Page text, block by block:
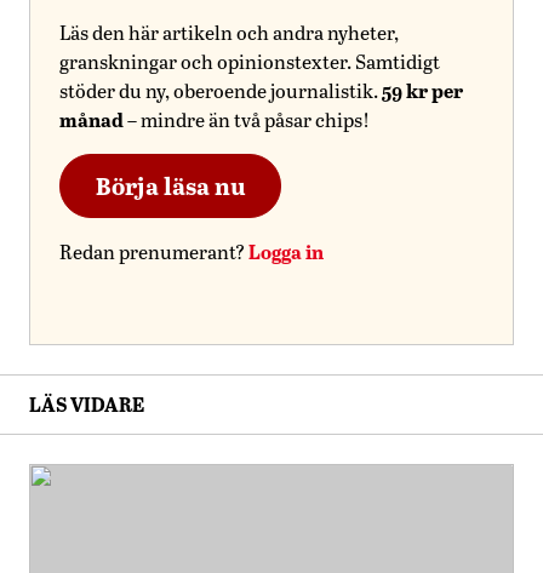
Läs den här artikeln och andra nyheter,
granskningar och opinionstexter. Samtidigt
stöder du ny, oberoende journalistik.59 kr per
månad– mindre än två påsar chips!
Börja läsa nu
Redan prenumerant?Logga in
LÄS VIDARE